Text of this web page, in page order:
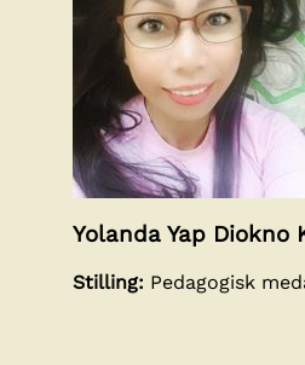
Yolanda Yap Diokno
Stilling: Pedagogisk